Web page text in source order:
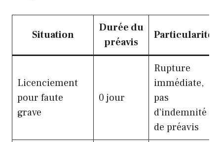
Situation
Durée du
préavis
Particularités
Licenciement
pour faute
grave
0 jour
Rupture
immédiate,
pas
d’indemnité
de préavis